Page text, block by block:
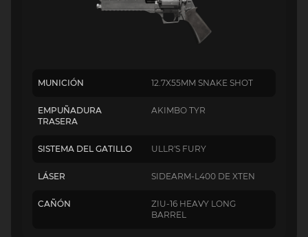
MUNICIÓN 12.7X55MM SNAKE SHOT
EMPUÑADURA
TRASERA
AKIMBO TYR
SISTEMA DEL GATILLO ULLR'S FURY
LÁSER SIDEARM-L400 DE XTEN
CAÑÓN
ZIU-16 HEAVY LONG
BARREL